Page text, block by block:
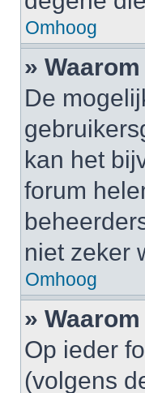
Omhoog
»
De
kan het
forum
niet zeker
Omhoog
»
Op ieder
(volgens